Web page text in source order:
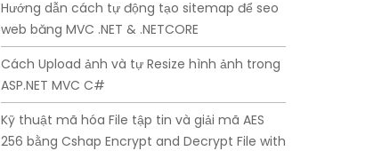
Hướng dẫn cách tự động tạo sitemap để seo
web băng MVC .NET & .NETCORE
Cách Upload ảnh và tự Resize hình ảnh trong
ASP.NET MVC C#
Kỹ thuật mã hóa File tập tin và giải mã AES
256 bằng Cshap Encrypt and Decrypt File with